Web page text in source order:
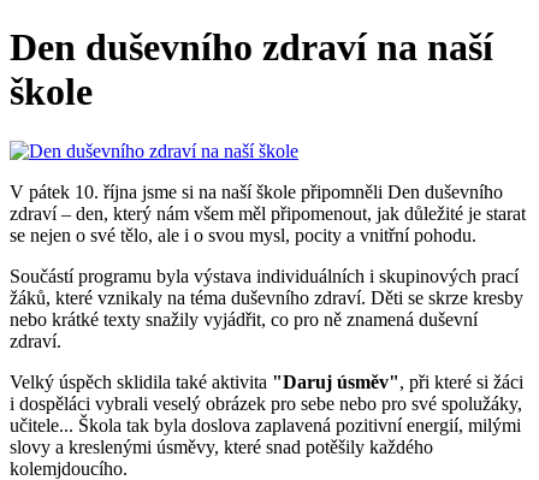
Den duševního zdraví na naší
škole
V pátek 10. října jsme si na naší škole připomněli Den duševního
zdraví – den, který nám všem měl připomenout, jak důležité je starat
se nejen o své tělo, ale i o svou mysl, pocity a vnitřní pohodu.
Součástí programu byla výstava individuálních i skupinových prací
žáků, které vznikaly na téma duševního zdraví. Děti se skrze kresby
nebo krátké texty snažily vyjádřit, co pro ně znamená duševní
zdraví.
Velký úspěch sklidila také aktivita "Daruj úsměv", při které si žáci
i dospěláci vybrali veselý obrázek pro sebe nebo pro své spolužáky,
učitele... Škola tak byla doslova zaplavená pozitivní energií, milými
slovy a kreslenými úsměvy, které snad potěšily každého
kolemjdoucího.